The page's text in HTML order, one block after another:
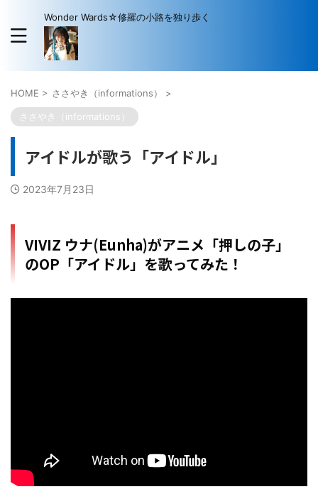
Wonder Wards☆修羅の小路を独り歩く
HOME > ささやき（informations） >
ささやき（informations）
アイドルが歌う「アイドル」
2023年7月23日
VIVIZ ウナ(Eunha)がアニメ「押しの子」
のOP「アイドル」を歌ってみた！